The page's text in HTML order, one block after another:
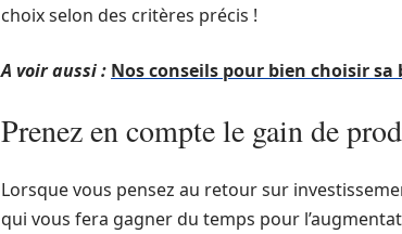
choix selon des critères précis !
A voir aussi : Nos conseils pour bien choisir
Prenez en compte le gain de
Lorsque vous pensez au retour sur
qui vous fera gagner du temps pour